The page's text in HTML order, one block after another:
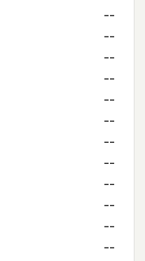
--
--
--
--
--
--
--
--
--
--
--
--